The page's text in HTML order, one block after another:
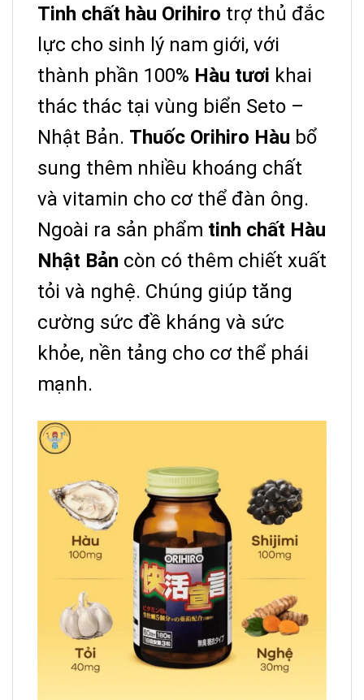
Tinh chất hàu Orihiro trợ thủ đắc
lực cho sinh lý nam giới, với
thành phần 100% Hàu tươi khai
thác thác tại vùng biển Seto –
Nhật Bản. Thuốc Orihiro Hàu bổ
sung thêm nhiều khoáng chất
và vitamin cho cơ thể đàn ông.
Ngoài ra sản phẩm tinh chất Hàu
Nhật Bản còn có thêm chiết xuất
tỏi và nghệ. Chúng giúp tăng
cường sức đề kháng và sức
khỏe, nền tảng cho cơ thể phái
mạnh.